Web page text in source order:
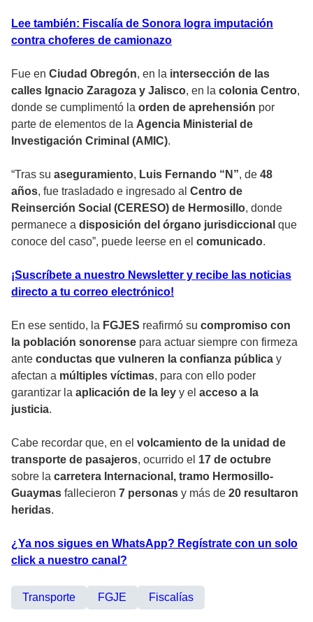
Lee también: Fiscalía de Sonora logra imputación
contra choferes de camionazo
Fue en Ciudad Obregón, en la intersección de las
calles Ignacio Zaragoza y Jalisco, en la colonia Centro,
donde se cumplimentó la orden de aprehensión por
parte de elementos de la Agencia Ministerial de
Investigación Criminal (AMIC).
“Tras su aseguramiento, Luis Fernando “N”, de 48
años, fue trasladado e ingresado al Centro de
Reinserción Social (CERESO) de Hermosillo, donde
permanece a disposición del órgano jurisdiccional que
conoce del caso”, puede leerse en el comunicado.
¡Suscríbete a nuestro Newsletter y recibe las noticias
directo a tu correo electrónico!
En ese sentido, la FGJES reafirmó su compromiso con
la población sonorense para actuar siempre con firmeza
ante conductas que vulneren la confianza pública y
afectan a múltiples víctimas, para con ello poder
garantizar la aplicación de la ley y el acceso a la
justicia.
Cabe recordar que, en el volcamiento de la unidad de
transporte de pasajeros, ocurrido el 17 de octubre
sobre la carretera Internacional, tramo Hermosillo-
Guaymas fallecieron 7 personas y más de 20 resultaron
heridas.
¿Ya nos sigues en WhatsApp? Regístrate con un solo
click a nuestro canal?
Transporte FGJE Fiscalías